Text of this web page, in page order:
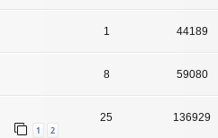
1 44189
8 59080
1 2
25 136929